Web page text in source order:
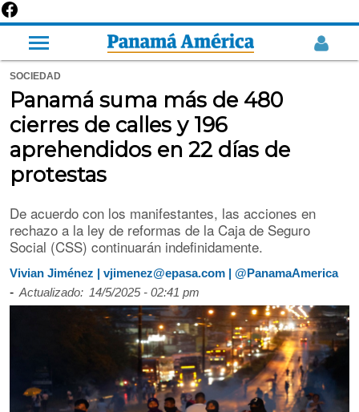
SOCIEDAD
Panamá suma más de 480
cierres de calles y 196
aprehendidos en 22 días de
protestas
De acuerdo con los manifestantes, las acciones en
rechazo a la ley de reformas de la Caja de Seguro
Social (CSS) continuarán indefinidamente.
Vivian Jiménez | vjimenez@epasa.com | @PanamaAmerica
- Actualizado: 14/5/2025 - 02:41 pm